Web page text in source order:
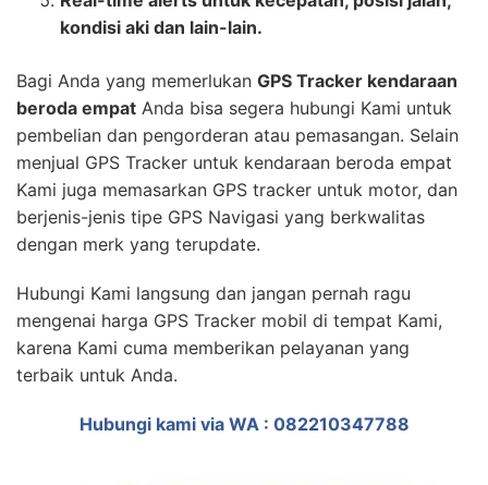
kondisi aki dan lain-lain.
Bagi Anda yang memerlukan GPS Tracker kendaraan
beroda empat Anda bisa segera hubungi Kami untuk
pembelian dan pengorderan atau pemasangan. Selain
menjual GPS Tracker untuk kendaraan beroda empat
Kami juga memasarkan GPS tracker untuk motor, dan
berjenis-jenis tipe GPS Navigasi yang berkwalitas
dengan merk yang terupdate.
Hubungi Kami langsung dan jangan pernah ragu
mengenai harga GPS Tracker mobil di tempat Kami,
karena Kami cuma memberikan pelayanan yang
terbaik untuk Anda.
Hubungi kami via WA : 082210347788